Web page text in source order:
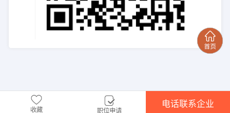
收藏 职位申请
电话联系企业